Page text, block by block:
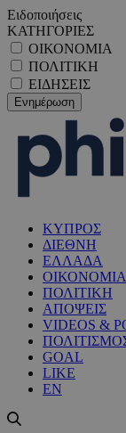
Ειδοποιήσεις
ΚΑΤΗΓΟΡΙΕΣ
ΟΙΚΟΝΟΜΙΑ
ΠΟΛΙΤΙΚΗ
ΕΙΔΗΣΕΙΣ
ΚΥΠΡΟΣ
ΔΙΕΘΝΗ
ΕΛΛΑΔΑ
ΟΙΚΟΝΟΜΙΑ
ΠΟΛΙΤΙΚΗ
ΑΠΟΨΕΙΣ
VIDEOS &
GOAL
LIKE
EN